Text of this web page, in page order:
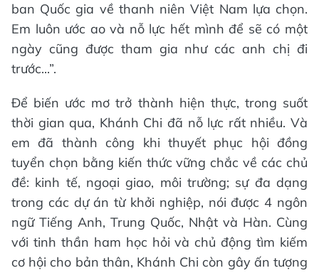
ban Quốc gia về thanh niên Việt Nam lựa chọn.
Em luôn ước ao và nỗ lực hết mình để sẽ có một
ngày cũng được tham gia như các anh chị đi
trước...”.
Để biến ước mơ trở thành hiện thực, trong suốt
thời gian qua, Khánh Chi đã nỗ lực rất nhiều. Và
em đã thành công khi thuyết phục hội đồng
tuyển chọn bằng kiến thức vững chắc về các chủ
đề: kinh tế, ngoại giao, môi trường; sự đa dạng
trong các dự án từ khởi nghiệp, nói được 4 ngôn
ngữ Tiếng Anh, Trung Quốc, Nhật và Hàn. Cùng
với tinh thần ham học hỏi và chủ động tìm kiếm
cơ hội cho bản thân, Khánh Chi còn gây ấn tượng